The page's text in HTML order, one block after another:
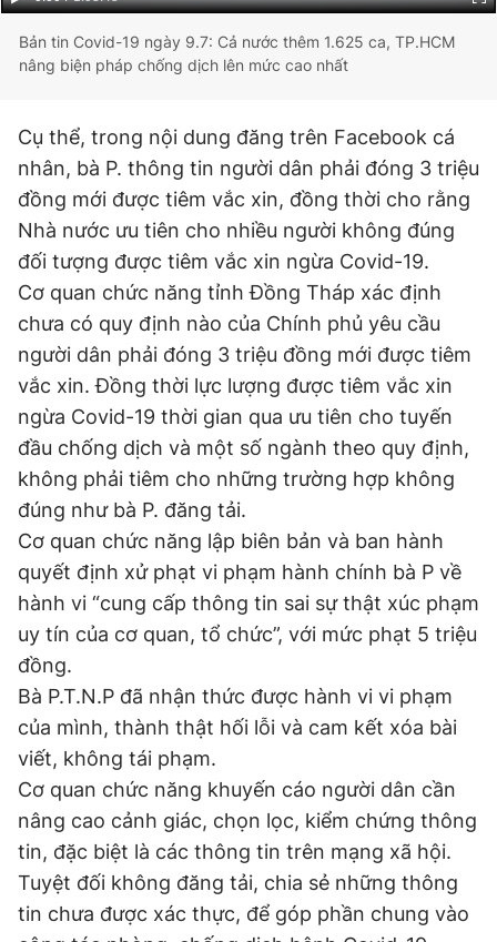
Bản tin Covid-19 ngày 9.7: Cả nước thêm 1.625 ca, TP.HCM
nâng biện pháp chống dịch lên mức cao nhất
Cụ thể, trong nội dung đăng trên Facebook cá
nhân, bà P. thông tin người dân phải đóng 3 triệu
đồng mới được tiêm vắc xin, đồng thời cho rằng
Nhà nước ưu tiên cho nhiều người không đúng
đối tượng được tiêm vắc xin ngừa Covid-19.
Cơ quan chức năng tỉnh Đồng Tháp xác định
chưa có quy định nào của Chính phủ yêu cầu
người dân phải đóng 3 triệu đồng mới được tiêm
vắc xin. Đồng thời lực lượng được tiêm vắc xin
ngừa Covid-19 thời gian qua ưu tiên cho tuyến
đầu chống dịch và một số ngành theo quy định,
không phải tiêm cho những trường hợp không
đúng như bà P. đăng tải.
Cơ quan chức năng lập biên bản và ban hành
quyết định xử phạt vi phạm hành chính bà P về
hành vi “cung cấp thông tin sai sự thật xúc phạm
uy tín của cơ quan, tổ chức”, với mức phạt 5 triệu
đồng.
Bà P.T.N.P đã nhận thức được hành vi vi phạm
của mình, thành thật hối lỗi và cam kết xóa bài
viết, không tái phạm.
Cơ quan chức năng khuyến cáo người dân cần
nâng cao cảnh giác, chọn lọc, kiểm chứng thông
tin, đặc biệt là các thông tin trên mạng xã hội.
Tuyệt đối không đăng tải, chia sẻ những thông
tin chưa được xác thực, để góp phần chung vào